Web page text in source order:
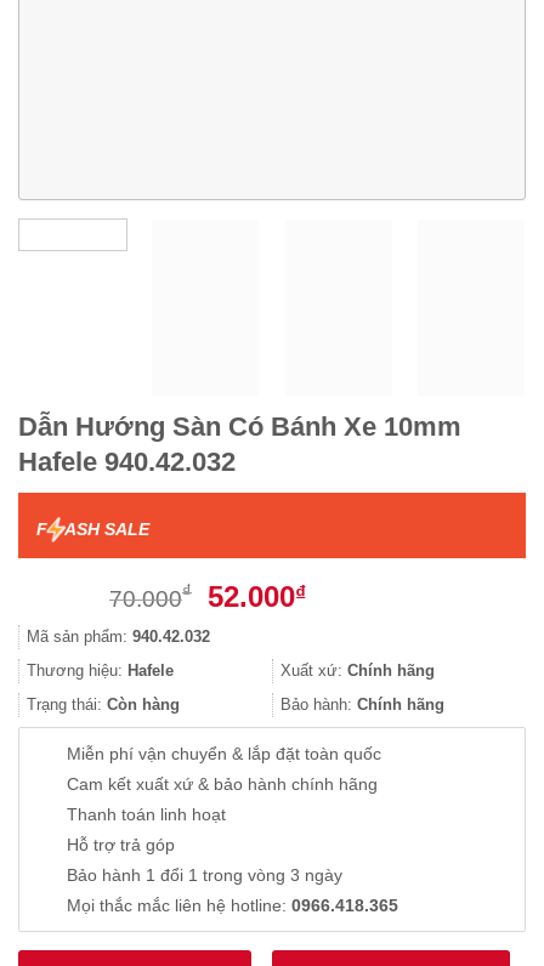
Dẫn Hướng Sàn Có Bánh Xe 10mm
Hafele 940.42.032
F ASH SALE
70.000₫
Giá
là:
70.000₫.
52.000₫Giá
là:
52.000₫.
Mã sản phẩm: 940.42.032
Thương hiệu: Hafele Xuất xứ: Chính hãng
Trạng thái: Còn hàng Bảo hành: Chính hãng
Miễn phí vận chuyển & lắp đặt toàn quốc
Cam kết xuất xứ & bảo hành chính hãng
Thanh toán linh hoạt
Hỗ trợ trả góp
Bảo hành 1 đổi 1 trong vòng 3 ngày
Mọi thắc mắc liên hệ hotline: 0966.418.365